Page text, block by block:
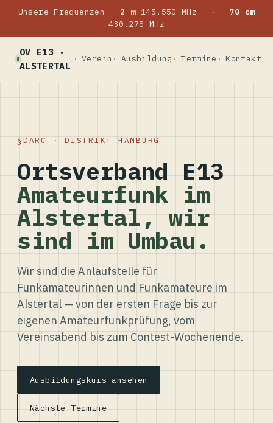
Unsere Frequenzen — 2 m145.550 MHz ·
70 cm
430.275 MHz
OV E13 ·
ALSTERTAL
Verein Ausbildung Termine Kontakt
DARC · DISTRIKT HAMBURG
Ortsverband E13
Amateurfunk im
Alstertal, wir
sind im Umbau.
Wir sind die Anlaufstelle für
Funkamateurinnen und Funkamateure im
Alstertal — von der ersten Frage bis zur
eigenen Amateurfunkprüfung, vom
Vereinsabend bis zum Contest-Wochenende.
Ausbildungskurs ansehen
Nächste Termine